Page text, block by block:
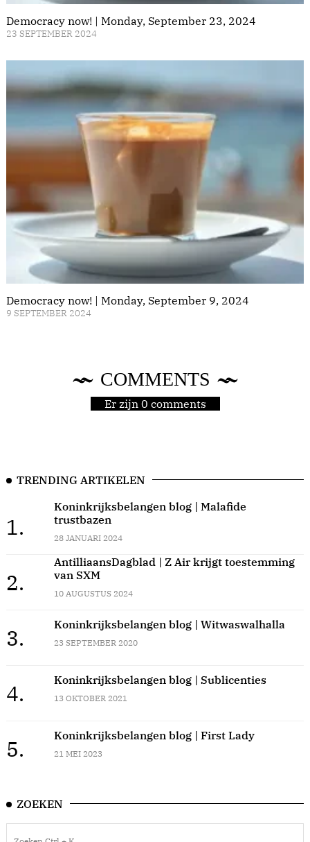
Democracy now! | Monday, September 23, 2024
23 SEPTEMBER 2024
Democracy now! | Monday, September 9, 2024
9 SEPTEMBER 2024
COMMENTS
Er zijn 0 comments
TRENDING ARTIKELEN
1.
Koninkrijksbelangen blog | Malafide
trustbazen
28 JANUARI 2024
2.
AntilliaansDagblad | Z Air krijgt toestemming
van SXM
10 AUGUSTUS 2024
3.
Koninkrijksbelangen blog | Witwaswalhalla
23 SEPTEMBER 2020
4.
Koninkrijksbelangen blog | Sublicenties
13 OKTOBER 2021
5.
Koninkrijksbelangen blog | First Lady
21 MEI 2023
ZOEKEN